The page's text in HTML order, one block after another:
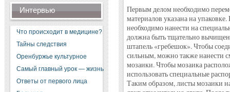
Интервью
Что происходит в медицине?
Тайны следствия
Оренбуржье культурное
Самый главный урок — жизнь
Ответы от первого лица
Первым делом необходимо
материалов указана на
необходимо нанести на
должна быть тщательно
штапель «гребешок». Чтобы
сильным, можно также нанести
мозаики. Чтобы мозаика
использовать специальные
Таким образом, листы мозаики